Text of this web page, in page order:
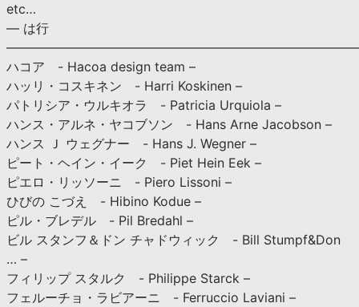
etc…
— は行
ハコア - Hacoa design team –
ハッリ・コスキネン - Harri Koskinen –
パトリシア・ウルキオラ - Patricia Urquiola –
ハンス・アルネ・ヤコブソン - Hans Arne Jacobson –
ハンス Ｊ ウェグナー - Hans J. Wegner –
ピート・ヘイン・イーク - Piet Hein Eek –
ピエロ・リッソーニ - Piero Lissoni –
ひびの こづえ - Hibino Kodue –
ピル・ブレデル - Pil Bredahl –
ビル スタンフ＆ドン チャドウィック - Bill Stumpf&Don
… –
フィリップ スタルク - Philippe Starck –
フェルーチョ・ラビアーニ - Ferruccio Laviani –